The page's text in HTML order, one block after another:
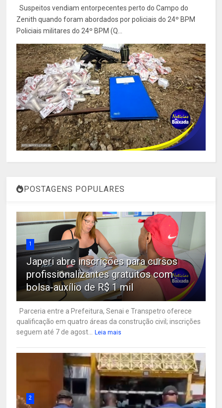
Suspeitos vendiam entorpecentes perto do Campo do
Zenith quando foram abordados por policiais do 24º BPM
Policiais militares do 24º BPM (Q...
POSTAGENS POPULARES
1
Japeri abre inscrições para cursos
profissionalizantes gratuitos com
bolsa-auxílio de R$ 1 mil
Parceria entre a Prefeitura, Senai e Transpetro oferece
qualificação em quatro áreas da construção civil; inscrições
seguem até 7 de agost...
Leia mais
2